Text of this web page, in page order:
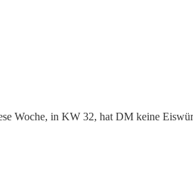
Woche, in KW 32, hat DM keine